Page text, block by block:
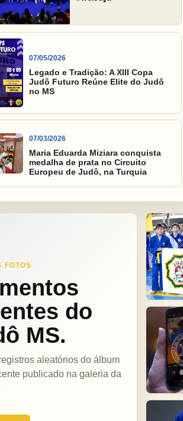
07/05/2026
Legado e Tradição: A XIII Copa
Judô Futuro Reúne Elite do Judô
no MS
07/03/2026
Maria Eduarda Miziara conquista
medalha de prata no Circuito
Europeu de Judô, na Turquia
FOTOS
do
MS.
aleatórios do álbum
publicado na galeria da